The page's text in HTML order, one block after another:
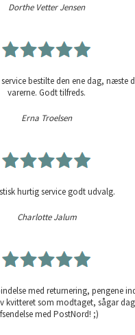
Dorthe Vetter Jensen
bestilte den ene dag, næste
varerne. Godt tilfreds.
Erna Troelsen
hurtig service godt udvalg.
Charlotte Jalum
med returnering, pengene
kvitteret som modtaget, sågar
med PostNord! ;)